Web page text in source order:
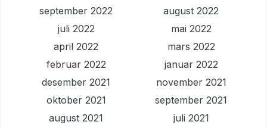
september 2022
august 2022
juli 2022
mai 2022
april 2022
mars 2022
februar 2022
januar 2022
desember 2021
november 2021
oktober 2021
september 2021
august 2021
juli 2021